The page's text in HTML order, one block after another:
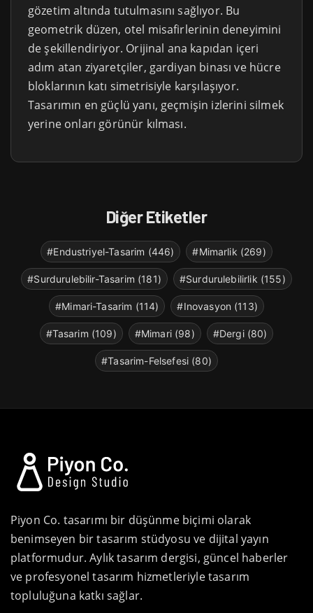
gözetim altında tutulmasını sağlıyor. Bu
geometrik düzen, otel misafirlerinin deneyimini
de şekillendiriyor. Orijinal ana kapıdan içeri
adım atan ziyaretçiler, gardiyan binası ve hücre
bloklarının katı simetrisiyle karşılaşıyor.
Tasarımın en güçlü yanı, geçmişin izlerini silmek
yerine onları görünür kılması.
Diğer Etiketler
#Endustriyel-Tasarim (446) #Mimarlik (269)
#Surdurulebilir-Tasarim (181) #Surdurulebilirlik (155)
#Mimari-Tasarim (114) #Inovasyon (113)
#Tasarim (109) #Mimari (98) #Dergi (80)
#Tasarim-Felsefesi (80)
Piyon Co. tasarımı bir düşünme biçimi olarak
benimseyen bir tasarım stüdyosu ve dijital yayın
platformudur. Aylık tasarım dergisi, güncel haberler
ve profesyonel tasarım hizmetleriyle tasarım
topluluğuna katkı sağlar.